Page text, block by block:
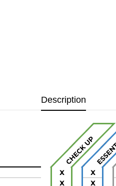
Description